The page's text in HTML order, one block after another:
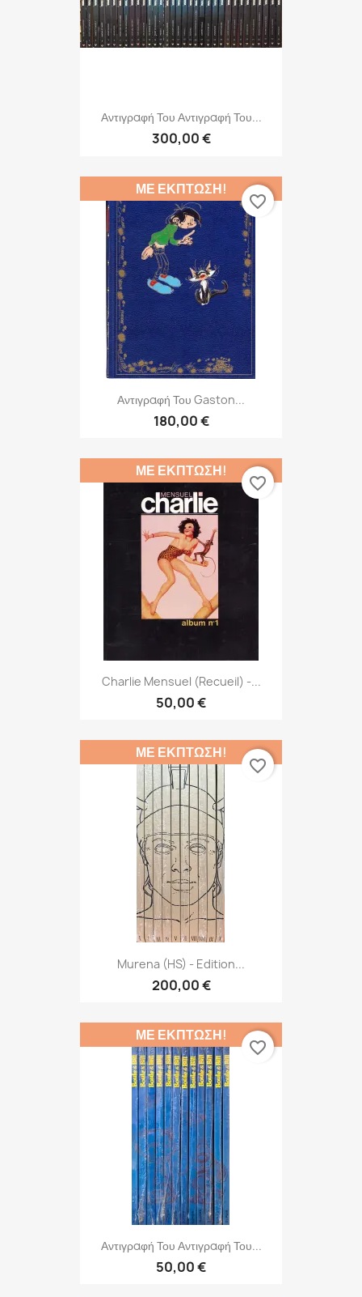
Αντιγραφή Του Αντιγραφή Του...
300,00 €
Αντιγραφή Του Gaston...
180,00 €
ΜΕ ΈΚΠΤΩΣΗ!
favorite_border
Charlie Mensuel (Recueil) -...
50,00 €
ΜΕ ΈΚΠΤΩΣΗ!
favorite_border
Murena (HS) - Edition...
200,00 €
ΜΕ ΈΚΠΤΩΣΗ!
favorite_border
Αντιγραφή Του Αντιγραφή Του...
50,00 €
ΜΕ ΈΚΠΤΩΣΗ!
favorite_border